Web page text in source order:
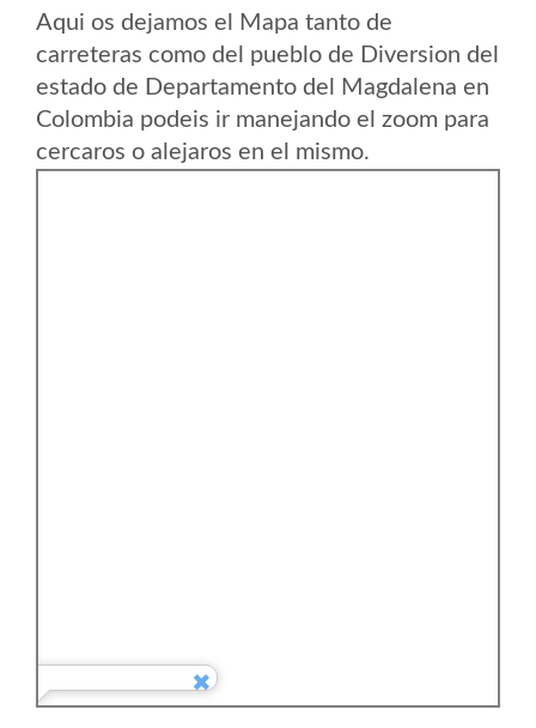
Aqui os dejamos el Mapa tanto de
carreteras como del pueblo de Diversion del
estado de Departamento del Magdalena en
Colombia podeis ir manejando el zoom para
cercaros o alejaros en el mismo.